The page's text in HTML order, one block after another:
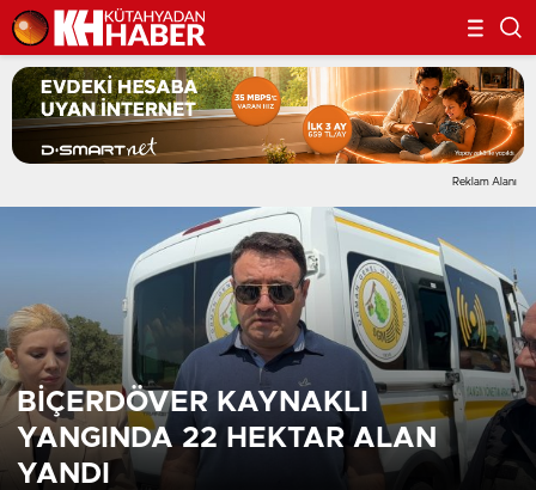
Reklam Alanı
BİÇERDÖVER KAYNAKLI
YANGINDA 22 HEKTAR ALAN
YANDI